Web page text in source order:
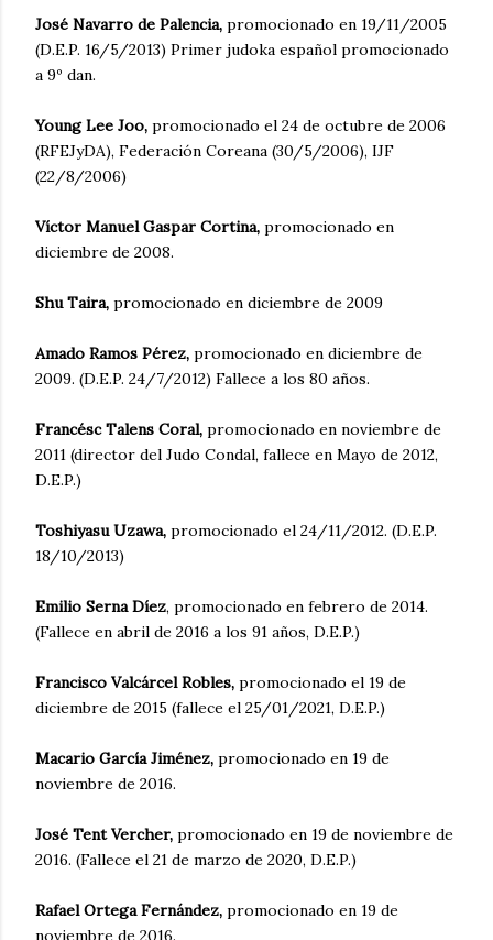
José Navarro de Palencia, promocionado en 19/11/2005
(D.E.P. 16/5/2013) Primer judoka español promocionado
a 9º dan.
Young Lee Joo, promocionado el 24 de octubre de 2006
(RFEJyDA), Federación Coreana (30/5/2006), IJF
(22/8/2006)
Víctor Manuel Gaspar Cortina, promocionado en
diciembre de 2008.
Shu Taira, promocionado en diciembre de 2009
Amado Ramos Pérez, promocionado en diciembre de
2009. (D.E.P. 24/7/2012) Fallece a los 80 años.
Francésc Talens Coral, promocionado en noviembre de
2011 (director del Judo Condal, fallece en Mayo de 2012,
D.E.P.)
Toshiyasu Uzawa, promocionado el 24/11/2012. (D.E.P.
18/10/2013)
Emilio Serna Díez, promocionado en febrero de 2014.
(Fallece en abril de 2016 a los 91 años, D.E.P.)
Francisco Valcárcel Robles, promocionado el 19 de
diciembre de 2015 (fallece el 25/01/2021, D.E.P.)
Macario García Jiménez, promocionado en 19 de
noviembre de 2016.
José Tent Vercher, promocionado en 19 de noviembre de
2016. (Fallece el 21 de marzo de 2020, D.E.P.)
Rafael Ortega Fernández, promocionado en 19 de
noviembre de 2016.